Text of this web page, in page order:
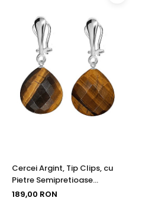
Cercei Argint, Tip Clips, cu
Pietre Semipretioase
Naturale de Ochi de Tigru
189,00 RON